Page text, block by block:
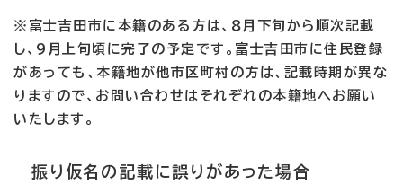
※富士吉田市に本籍のある方は、８月下旬から順次記載
し、９月上旬頃に完了の予定です。富士吉田市に住民登録
があっても、本籍地が他市区町村の方は、記載時期が異な
りますので、お問い合わせはそれぞれの本籍地へお願い
いたします。
振り仮名の記載に誤りがあった場合